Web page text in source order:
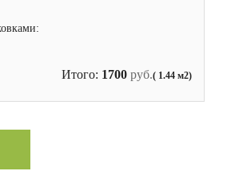
Итого: 1700 руб.( 1.44 м2)